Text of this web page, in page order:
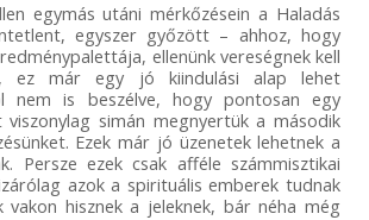
egymás utáni mérkőzésein a Haladás
egyszer győzött – ahhoz, hogy
ellenünk vereségnek kell
ez már egy jó kiindulási alap lehet
nem is beszélve, hogy pontosan egy
simán megnyertük a második
Ezek már jó üzenetek lehetnek a
Persze ezek csak afféle számmisztikai
azok a spirituális emberek tudnak
vakon hisznek a jeleknek, bár néha még